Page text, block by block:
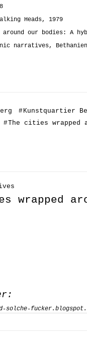
Heads, 1979
around our bodies: A
narratives,
# Kunstquartier
#The cities wrapped
wrapped